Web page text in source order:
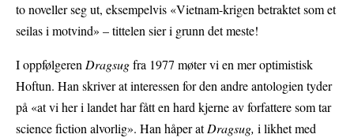
to noveller seg ut, eksempelvis «Vietnam-krigen betraktet som et
seilas i motvind» – tittelen sier i grunn det meste!
I oppfølgerenDragsugfra 1977 møter vi en mer optimistisk
Hoftun. Han skriver at interessen for den andre antologien tyder
på «at vi her i landet har fått en hard kjerne av forfattere som tar
science fiction alvorlig». Han håper atDragsug, i likhet med